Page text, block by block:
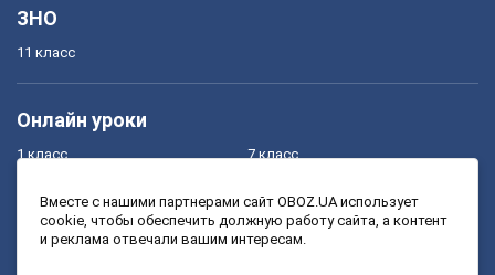
ЗНО
11 класс
Онлайн уроки
1 класс
3 класс
7 класс
9 класс
Вместе с нашими партнерами сайт OBOZ.UA использует
cookie, чтобы обеспечить должную работу сайта, а контент
и реклама отвечали вашим интересам.